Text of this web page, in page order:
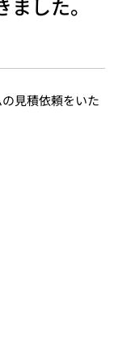
した。
見積依頼をいた